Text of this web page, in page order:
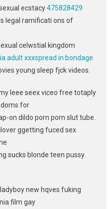
ecstacy475828429
legal ramificati ons of
celwstial kingdom
adult xxxspread in bondage
young sleep fjck videos.
leee seex viceo free totaply
for
on dildo porn porn slut tube.
ggetting fuced sex
sucks blonde teen pussy
new hqves fuking
film gay